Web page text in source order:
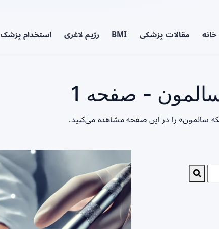
خانه مقالات پزشکی BMI رژیم لاغری استخدام پزشک
- صفحه 1
سالمون» را در این صفحه مشاهده می‌کنید.